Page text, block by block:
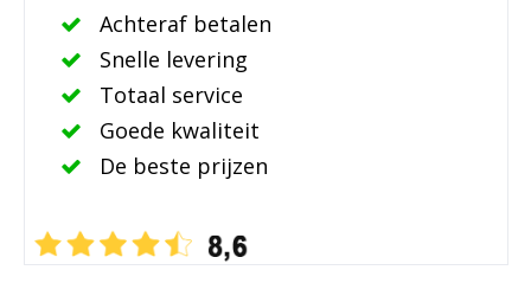
Achteraf betalen
Snelle levering
Totaal service
Goede kwaliteit
De beste prijzen